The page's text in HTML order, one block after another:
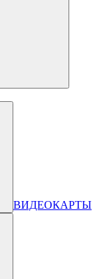
ВИДЕОКАРТЫ